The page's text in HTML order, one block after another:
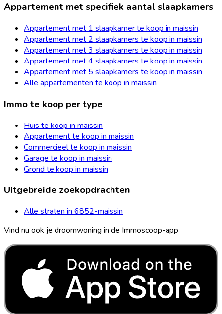
Appartement met specifiek aantal slaapkamers
Appartement met 1 slaapkamer te koop in maissin
Appartement met 2 slaapkamers te koop in maissin
Appartement met 3 slaapkamers te koop in maissin
Appartement met 4 slaapkamers te koop in maissin
Appartement met 5 slaapkamers te koop in maissin
Alle appartementen te koop in maissin
Immo te koop per type
Huis te koop in maissin
Appartement te koop in maissin
Commercieel te koop in maissin
Garage te koop in maissin
Grond te koop in maissin
Uitgebreide zoekopdrachten
Alle straten in 6852-maissin
Vind nu ook je droomwoning in de Immoscoop-app